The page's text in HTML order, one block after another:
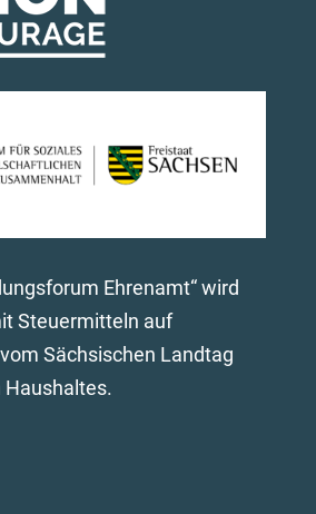
Ehrenamt“ wird
Steuermitteln auf
Sächsischen Landtag
Haushaltes.